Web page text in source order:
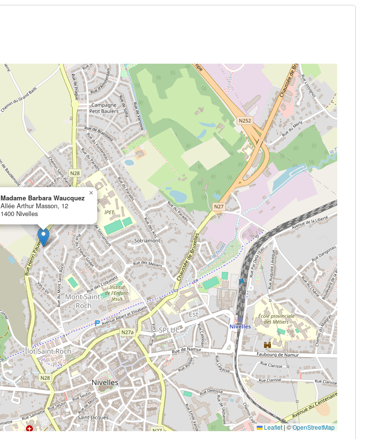
Madame Barbara Waucquez
Allée Arthur Masson, 12
1400 Nivelles
×
Leaflet | ©OpenStreetMap